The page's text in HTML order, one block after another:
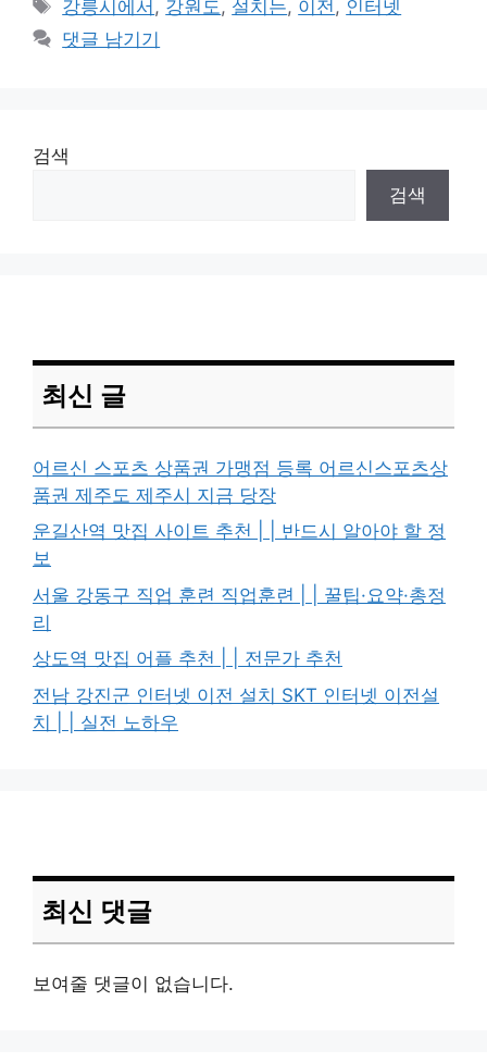
고
리
그
강릉시에서 , 강원도 , 설치는, 이전 , 인터넷
댓글 남기기
검색
검색
최신 글
어르신 스포츠 상품권 가맹점 등록 어르신스포츠상
품권 제주도 제주시 지금 당장
운길산역 맛집 사이트 추천 | | 반드시 알아야 할 정
보
서울 강동구 직업 훈련 직업훈련 | | 꿀팁·요약·총정
리
상도역 맛집 어플 추천 | | 전문가 추천
전남 강진군 인터넷 이전 설치 SKT 인터넷 이전설
치 | | 실전 노하우
최신 댓글
보여줄 댓글이 없습니다.